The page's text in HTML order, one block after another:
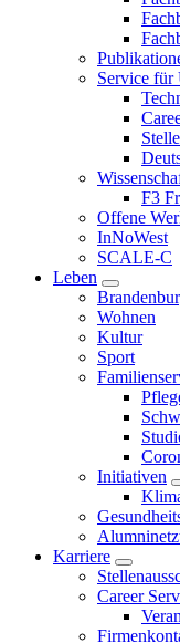
Service für
F3
Offene
InNoWest
SCALE-C
Leben
Wohnen
Kultur
Sport
Initiativen
Karriere
Career